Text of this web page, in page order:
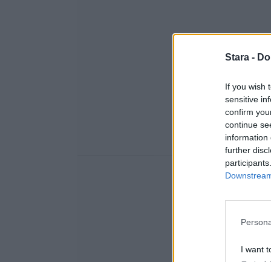
Stara -
If you wish
sensitive
confirm
continue
information
further
I want